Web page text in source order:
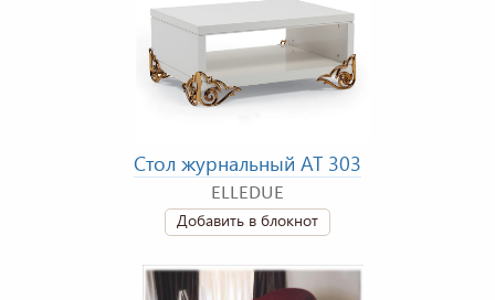
Стол журнальный AT 303
ELLEDUE
Добавить в блокнот